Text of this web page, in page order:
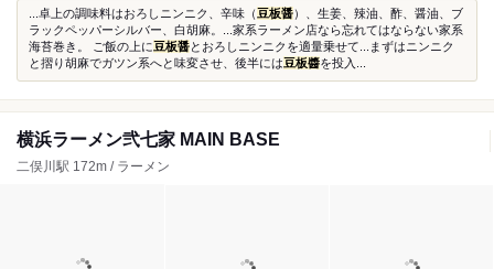
...卓上の調味料はおろしニンニク、辛味（豆板醤）、生姜、辣油、酢、醤油、ブ
ラックペッパーシルバー、白胡麻。...家系ラーメン店なら忘れてはならない家系
海苔巻き。 ご飯の上に豆板醤とおろしニンニクを適量乗せて...まずはニンニク
と摺り胡麻でガツン系へと味変させ、後半には豆板醬を投入...
横浜ラーメン弐七家 MAIN BASE
二俣川駅 172m / ラーメン